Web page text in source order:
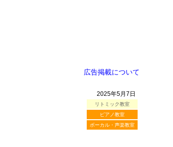
広告掲載について
2025年5月7日
リトミック教室
ピアノ教室
ボーカル・声楽教室